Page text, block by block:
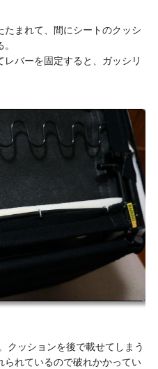
まれて、間にシートのクッシ
バーを固定すると、ガッシリ
クッションを後で載せてしまう
れているので破れかかってい